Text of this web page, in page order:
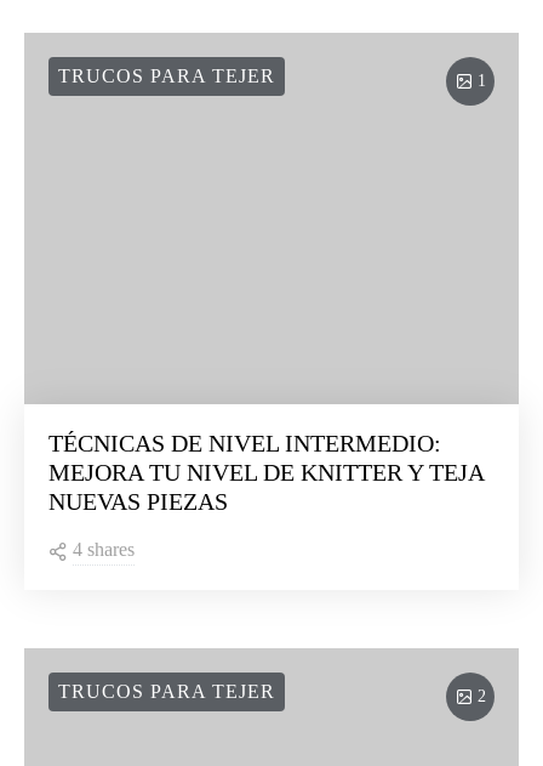
1
TRUCOS PARA TEJER
TÉCNICAS DE NIVEL INTERMEDIO:
MEJORA TU NIVEL DE KNITTER Y TEJA
NUEVAS PIEZAS
4 shares
2
TRUCOS PARA TEJER